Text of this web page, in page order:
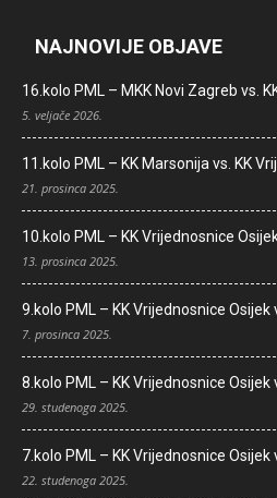
NAJNOVIJE OBJAVE
16.kolo PML – MKK Novi Zagreb vs.
5. veljače 2026.
11.kolo PML – KK Marsonija vs. KK
21. prosinca 2025.
10.kolo PML – KK Vrijednosnice
13. prosinca 2025.
9.kolo PML – KK Vrijednosnice Osijek
7. prosinca 2025.
8.kolo PML – KK Vrijednosnice Osijek
29. studenoga 2025.
7.kolo PML – KK Vrijednosnice Osijek
22. studenoga 2025.